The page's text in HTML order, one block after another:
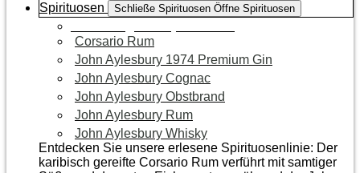
Spirituosen
Schließe Spirituosen Öffne Spirituosen
Corsario Rum
John Aylesbury 1974 Premium Gin
John Aylesbury Cognac
John Aylesbury Obstbrand
John Aylesbury Rum
John Aylesbury Whisky
Entdecken Sie unsere erlesene Spirituosenlinie: Der
karibisch gereifte Corsario Rum verführt mit samtiger